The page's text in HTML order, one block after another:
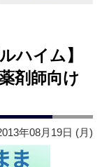
ハイム】
剤師向け
年08月19日 (月)